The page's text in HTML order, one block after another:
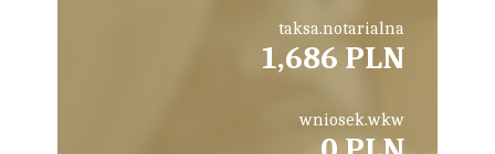
taksa.notarialna
1,686 PLN
wniosek.wkw